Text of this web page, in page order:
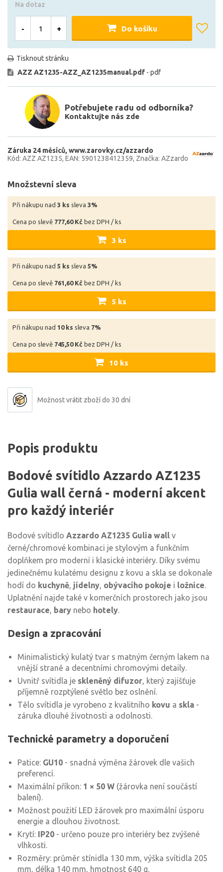
Na dotaz
- + Do košíku
Tisknout stránku
AZZ AZ1235-AZZ_AZ1235manual.pdf - pdf
Potřebujete radu od odborníka?
Kontaktujte nás zde
Záruka 24 měsíců www.zarovky.cz/azzardo
Kód: AZZ AZ1235 EAN: 5901238412359 Značka: AZzardo
Množstevní sleva
Při nákupu nad 3 ks sleva 3%
Cena po slevě 777,60 Kč bez DPH / ks
3 ks
Při nákupu nad 5 ks sleva 5%
Cena po slevě 761,60 Kč bez DPH / ks
5 ks
Při nákupu nad 10 ks sleva 7%
Cena po slevě 745,50 Kč bez DPH / ks
10 ks
Možnost vrátit zboží do 30 dní
Popis produktu
Bodové svítidlo Azzardo AZ1235
Gulia wall černá - moderní akcent
pro každý interiér
Bodové svítidlo Azzardo AZ1235 Gulia wall v
černé/chromové kombinaci je stylovým a funkčním
doplňkem pro moderní i klasické interiéry. Díky svému
jedinečnému kulatému designu z kovu a skla se dokonale
hodí do kuchyně, jídelny, obývacího pokoje i ložnice.
Uplatnění najde také v komerčních prostorech jako jsou
restaurace, bary nebo hotely.
Design a zpracování
Minimalistický kulatý tvar s matným černým lakem na
vnější straně a decentními chromovými detaily.
Uvnitř svítidla je skleněný difuzor, který zajišťuje
příjemně rozptýlené světlo bez oslnění.
Tělo svítidla je vyrobeno z kvalitního kovu a skla -
záruka dlouhé životnosti a odolnosti.
Technické parametry a doporučení
Patice: GU10 - snadná výměna žárovek dle vašich
preferencí.
Maximální příkon: 1 × 50 W (žárovka není součástí
balení).
Možnost použití LED žárovek pro maximální úsporu
energie a dlouhou životnost.
Krytí: IP20 - určeno pouze pro interiéry bez zvýšené
vlhkosti.
Rozměry: průměr stínidla 130 mm, výška svítidla 205
mm, délka 140 mm, hmotnost 640 g.